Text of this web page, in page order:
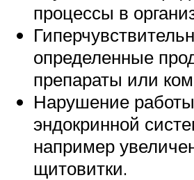
процессы в
определенные
препараты или
Нарушение
эндокринной
например
щитовитки.